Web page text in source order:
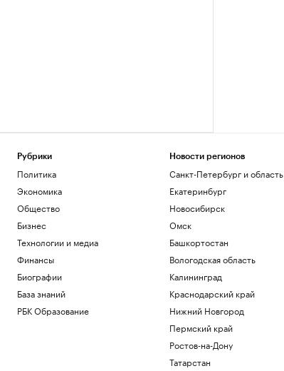
Рубрики
Политика
Экономика
Общество
Бизнес
Технологии и медиа
Финансы
Биографии
База знаний
РБК Образование
Новости регионов
Санкт-Петербург и область
Екатеринбург
Новосибирск
Омск
Башкортостан
Вологодская область
Калининград
Краснодарский край
Нижний Новгород
Пермский край
Ростов-на-Дону
Татарстан